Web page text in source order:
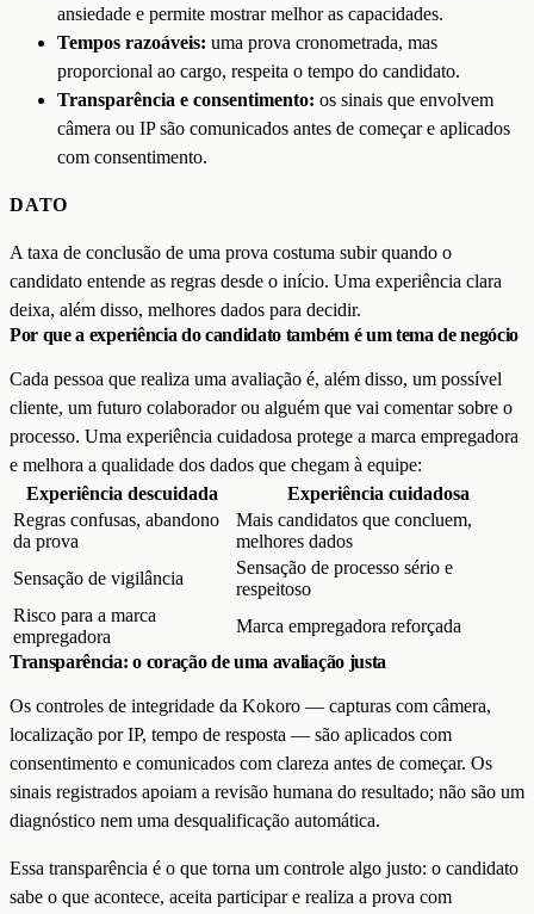
ansiedade e permite mostrar melhor as capacidades.
Tempos razoáveis: uma prova cronometrada, mas
proporcional ao cargo, respeita o tempo do candidato.
Transparência e consentimento: os sinais que envolvem
câmera ou IP são comunicados antes de começar e aplicados
com consentimento.
DATO
A taxa de conclusão de uma prova costuma subir quando o
candidato entende as regras desde o início. Uma experiência clara
deixa, além disso, melhores dados para decidir.
Por que a experiência do candidato também é um tema de negócio
Cada pessoa que realiza uma avaliação é, além disso, um possível
cliente, um futuro colaborador ou alguém que vai comentar sobre o
processo. Uma experiência cuidadosa protege a marca empregadora
e melhora a qualidade dos dados que chegam à equipe:
Experiência descuidada
Experiência cuidadosa
Regras confusas, abandono
da prova
Mais candidatos que concluem,
melhores dados
Sensação de vigilância
Sensação de processo sério e
respeitoso
Risco para a marca
empregadora
Marca empregadora reforçada
Transparência: o coração de uma avaliação justa
Os controles de integridade da Kokoro — capturas com câmera,
localização por IP, tempo de resposta — são aplicados com
consentimento e comunicados com clareza antes de começar. Os
sinais registrados apoiam a revisão humana do resultado; não são um
diagnóstico nem uma desqualificação automática.
Essa transparência é o que torna um controle algo justo: o candidato
sabe o que acontece, aceita participar e realiza a prova com